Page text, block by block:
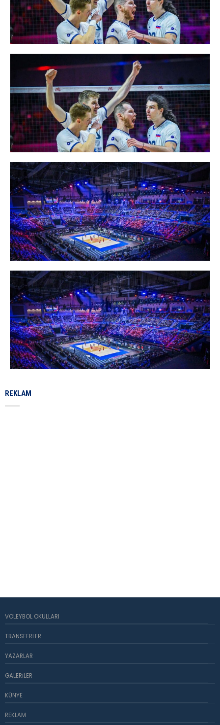
REKLAM
VOLEYBOL OKULLARI
TRANSFERLER
YAZARLAR
GALERILER
KÜNYE
REKLAM